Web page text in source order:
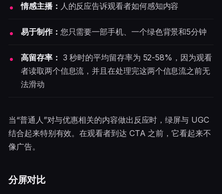
情感主播： 人的反应告诉观看者如何感知内容
易于制作： 您只需要一部手机、一个绿色背景和5分钟
高留存率： 3 秒时的平均留存率为 52-58%，因为观看
者读取两个信息流，并且在处理完这两个信息流之前无
法滑动
当“普通人”对与优惠相关的内容做出反应时，绿屏与 UGC
结合起来特别有效。在观看者到达 CTA 之前，它看起来不
像广告。
分屏对比